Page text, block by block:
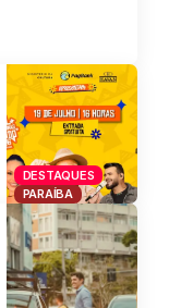
DESTAQUES
PARAÍBA